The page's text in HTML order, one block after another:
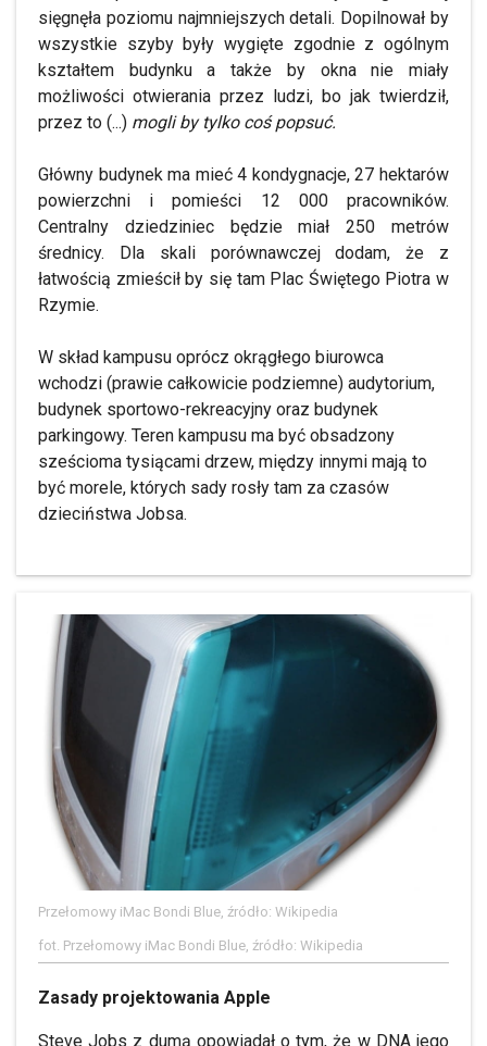
sięgnęła poziomu najmniejszych detali. Dopilnował by
wszystkie szyby były wygięte zgodnie z ogólnym
kształtem budynku a także by okna nie miały
możliwości otwierania przez ludzi, bo jak twierdził,
przez to (...) mogli by tylko coś popsuć.
Główny budynek ma mieć 4 kondygnacje, 27 hektarów
powierzchni i pomieści 12 000 pracowników.
Centralny dziedziniec będzie miał 250 metrów
średnicy. Dla skali porównawczej dodam, że z
łatwością zmieścił by się tam Plac Świętego Piotra w
Rzymie.
W skład kampusu oprócz okrągłego biurowca
wchodzi (prawie całkowicie podziemne) audytorium,
budynek sportowo-rekreacyjny oraz budynek
parkingowy. Teren kampusu ma być obsadzony
sześcioma tysiącami drzew, między innymi mają to
być morele, których sady rosły tam za czasów
dzieciństwa Jobsa.
Przełomowy iMac Bondi Blue, źródło: Wikipedia
fot. Przełomowy iMac Bondi Blue, źródło: Wikipedia
Zasady projektowania Apple
Steve Jobs z dumą opowiadał o tym, że w DNA jego